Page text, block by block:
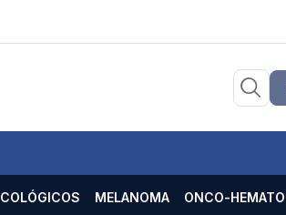
MELANOMA ONCO-